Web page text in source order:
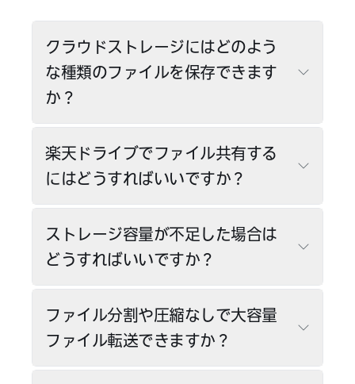
クラウドストレージにはどのよう
な種類のファイルを保存できます
か？
楽天ドライブでファイル共有する
にはどうすればいいですか？
ストレージ容量が不足した場合は
どうすればいいですか？
ファイル分割や圧縮なしで大容量
ファイル転送できますか？